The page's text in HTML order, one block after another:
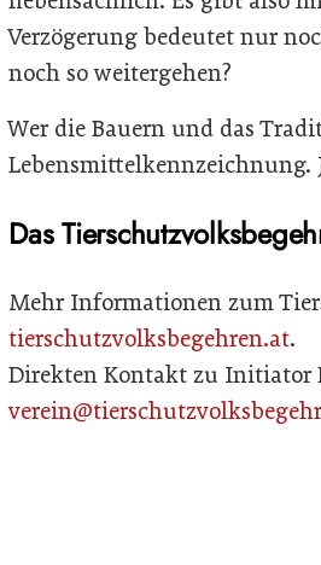
Verzögerung bedeutet nur
noch so weitergehen?
Wer die Bauern und das
Lebensmittelkennzeichnung.
Das
Mehr Informationen zum
tierschutzvolksbegehren.at.
Direkten Kontakt zu Initiator